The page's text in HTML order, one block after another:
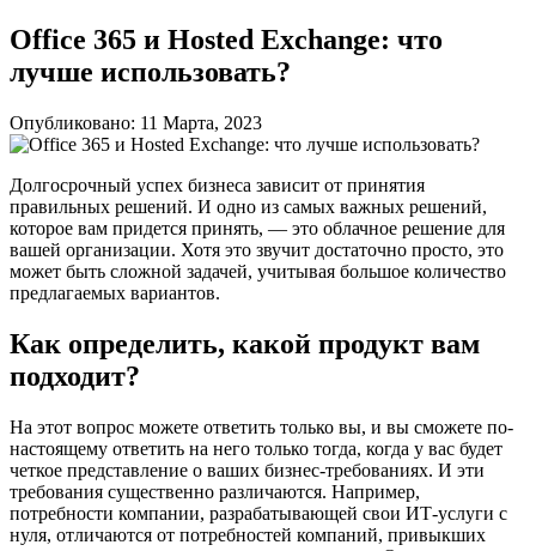
Office 365 и Hosted Exchange: что
лучше использовать?
Опубликовано: 11 Марта, 2023
Долгосрочный успех бизнеса зависит от принятия
правильных решений. И одно из самых важных решений,
которое вам придется принять, — это облачное решение для
вашей организации. Хотя это звучит достаточно просто, это
может быть сложной задачей, учитывая большое количество
предлагаемых вариантов.
Как определить, какой продукт вам
подходит?
На этот вопрос можете ответить только вы, и вы сможете по-
настоящему ответить на него только тогда, когда у вас будет
четкое представление о ваших бизнес-требованиях. И эти
требования существенно различаются. Например,
потребности компании, разрабатывающей свои ИТ-услуги с
нуля, отличаются от потребностей компаний, привыкших